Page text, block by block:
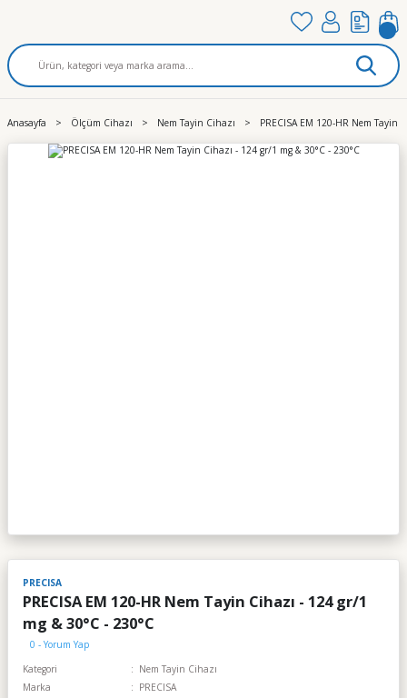
Anasayfa Ölçüm Cihazı Nem Tayin Cihazı PRECISA EM 120-HR Nem Tayin
PRECISA
PRECISA EM 120-HR Nem Tayin Cihazı - 124 gr/1
mg & 30°C - 230°C
0 - Yorum Yap
Kategori
Nem Tayin Cihazı
Marka
PRECISA